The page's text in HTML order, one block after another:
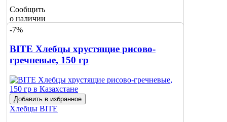
Сообщить
о наличии
-7%
BITE Хлебцы хрустящие рисово-
гречневые, 150 гр
Добавить в избранное
Хлебцы BITE